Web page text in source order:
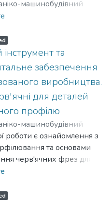
машинобудiвний
Валерій Іванович
інструмент та
забезпечення
виробництва.
для деталей
профілю
машинобудiвний
В. І.;НТУУ «КПІ»
роботи є ознайомлення з
та основами
черв'ячних фрез для
фасонних валів, які